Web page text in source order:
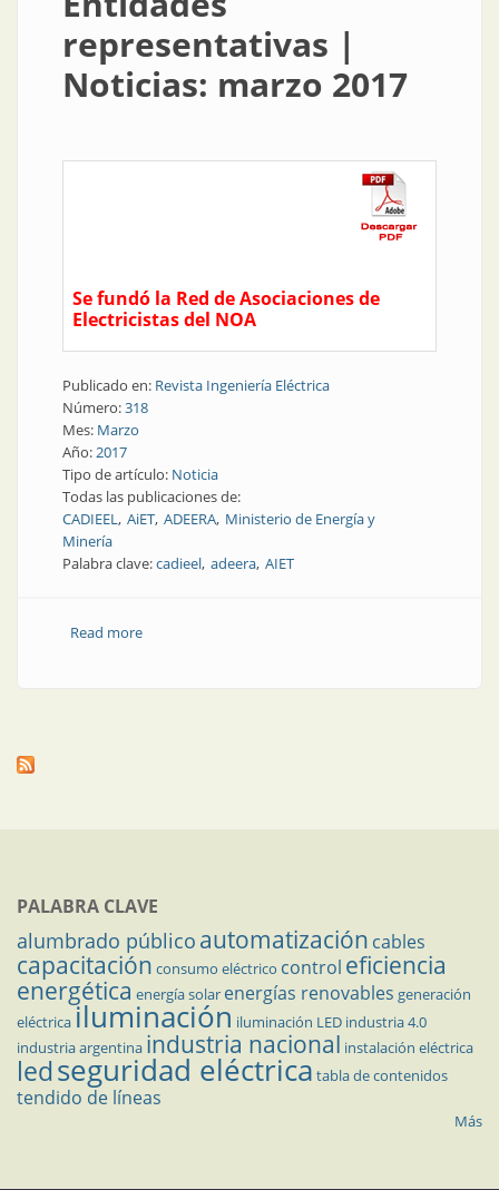
representativas |
Noticias: marzo 2017
Se fundó la Red de Asociaciones de
Electricistas del NOA
Publicado en: Revista Ingeniería Eléctrica
Número:318
Mes: Marzo
Año:2017
Tipo de artículo: Noticia
Todas las publicaciones de:
CADIEEL AiET ADEERA Ministerio de Energía y
Minería
Palabra clave:cadieel adeera AIET
Read moreabout Entidades representativas | Noticias: marzo
PALABRA CLAVE
alumbrado público automatización cables
capacitación consumo eléctrico control eficiencia
energética energía solar energías renovables generación
eléctricailuminación iluminación LED industria 4.0
industria argentina industria nacional instalación eléctrica
ledseguridad eléctrica tabla de contenidos
tendido de líneas
Más